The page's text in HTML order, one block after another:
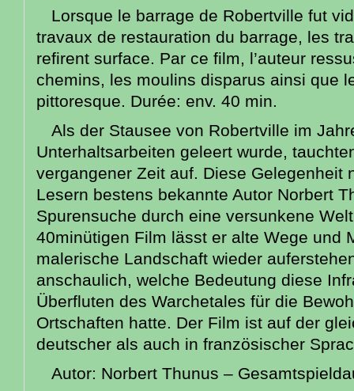
Lorsque le barrage de Robertville fut
travaux de restauration du barrage, les
refirent surface. Par ce film, l’auteur
chemins, les moulins disparus ainsi que
pittoresque. Durée: env. 40 min.
Als der Stausee von Robertville im
Unterhaltsarbeiten geleert wurde,
vergangener Zeit auf. Diese Gelegenheit
Lesern bestens bekannte Autor Norbert
Spurensuche durch eine versunkene
40minütigen Film lässt er alte Wege und
malerische Landschaft wieder
anschaulich, welche Bedeutung diese
Überfluten des Warchetales für die
Ortschaften hatte. Der Film ist auf der
deutscher als auch in französischer
Autor: Norbert Thunus –